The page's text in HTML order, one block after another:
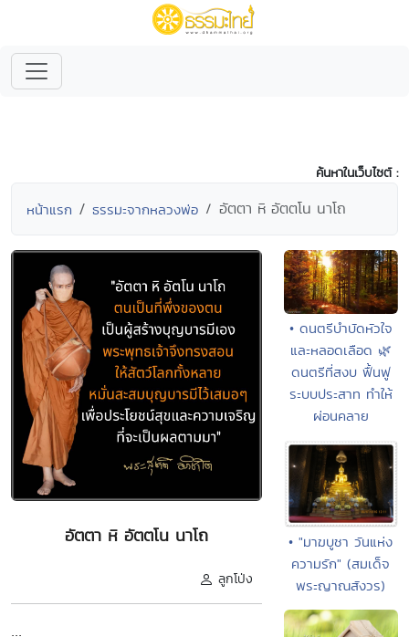
ค้นหาในเว็บไซต์ :
หน้าแรก ธรรมะจากหลวงพ่อ อัตตา หิ อัตตโน นาโถ
อัตตา หิ อัตตโน นาโถ
ลูกโป่ง
...
• ดนตรีบำบัดหัวใจ
และหลอดเลือด 🌿
ดนตรีที่สงบ ฟื้นฟู
ระบบประสาท ทำให้
ผ่อนคลาย
• "มาฆบูชา วันแห่ง
ความรัก" (สมเด็จ
พระญาณสังวร)